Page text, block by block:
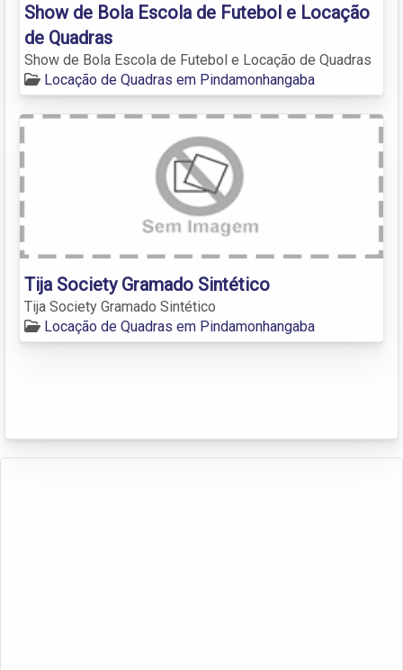
Show de Bola Escola de Futebol e Locação
de Quadras
Show de Bola Escola de Futebol e Locação de Quadras
Locação de Quadras em Pindamonhangaba
Tija Society Gramado Sintético
Tija Society Gramado Sintético
Locação de Quadras em Pindamonhangaba